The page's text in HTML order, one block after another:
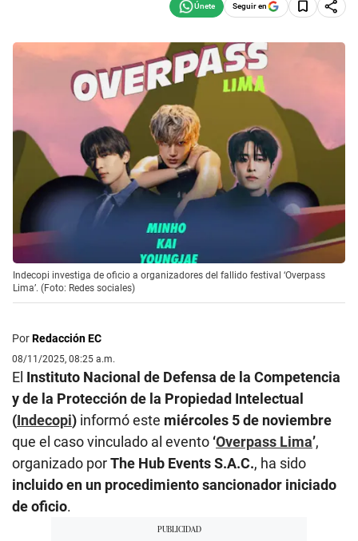
Seguir en
Indecopi investiga de oficio a organizadores del fallido festival ‘Overpass
Lima’. (Foto: Redes sociales)
PorRedacción EC
08/11/2025, 08:25 a.m.
El Instituto Nacional de Defensa de la Competencia
y de la Protección de la Propiedad Intelectual
(Indecopi) informó este miércoles 5 de noviembre
que el caso vinculado al evento ‘Overpass Lima’,
organizado porThe Hub Events S.A.C., ha sido
incluido en un procedimiento sancionador iniciado
de oficio.